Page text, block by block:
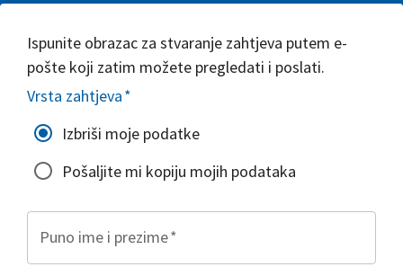
Ispunite obrazac za stvaranje zahtjeva putem e-
pošte koji zatim možete pregledati i poslati.
Vrsta zahtjeva*
Izbriši moje podatke
Pošaljite mi kopiju mojih podataka
Puno ime i prezime*